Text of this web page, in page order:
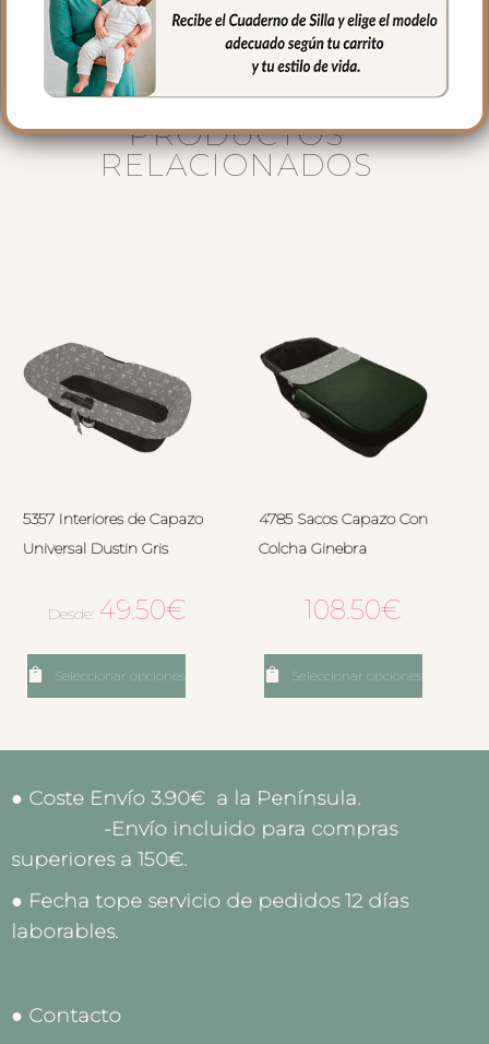
PRODUCTOS
RELACIONADOS
5357 Interiores de Capazo
Universal Dustin Gris
Desde: 49.50€
Seleccionar opciones
4785 Sacos Capazo Con
Colcha Ginebra
108.50€
Seleccionar opciones
● Coste Envío 3.90€ a la Península.
-Envío incluido para compras
superiores a 150€.
● Fecha tope servicio de pedidos 12 días
laborables.
● Contacto